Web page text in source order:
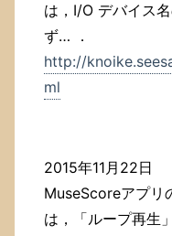
は，I/O デバイス
ず… ．
http://
ml
2015年11月22日
MuseScoreアプリ
は，「ループ再生